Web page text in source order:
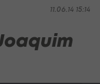
11.06.14 15:14